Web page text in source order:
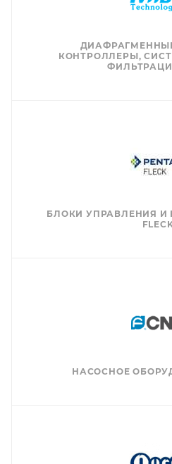
КОНТРОЛЛЕРЫ,
БЛОКИ УПРАВЛЕНИЯ
НАСОСНОЕ